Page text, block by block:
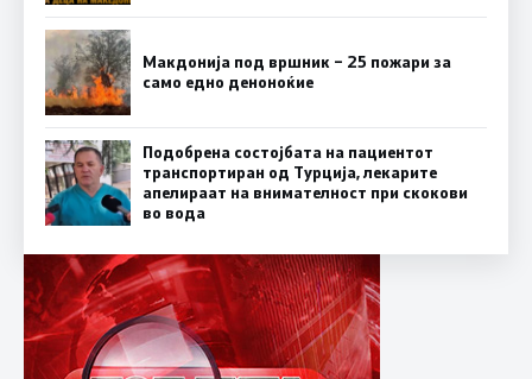
Макдонија под вршник – 25 пожари за
само едно деноноќие
Подобрена состојбата на пациентот
транспортиран од Турција, лекарите
апелираат на внимателност при скокови
во вода